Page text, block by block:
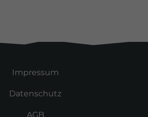
Impressum
Datenschutz
AGB